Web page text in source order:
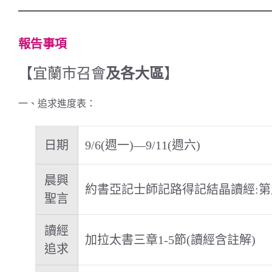
報告事項
【宜蘭市召會及各大區】
一、追求進度表：
日期 9/6(週一)—9/11(週六)
晨興
聖言
約書亞記士師記路得記結晶讀經:
讀經
追求
加拉太書三章1-5節(讀經含註解)